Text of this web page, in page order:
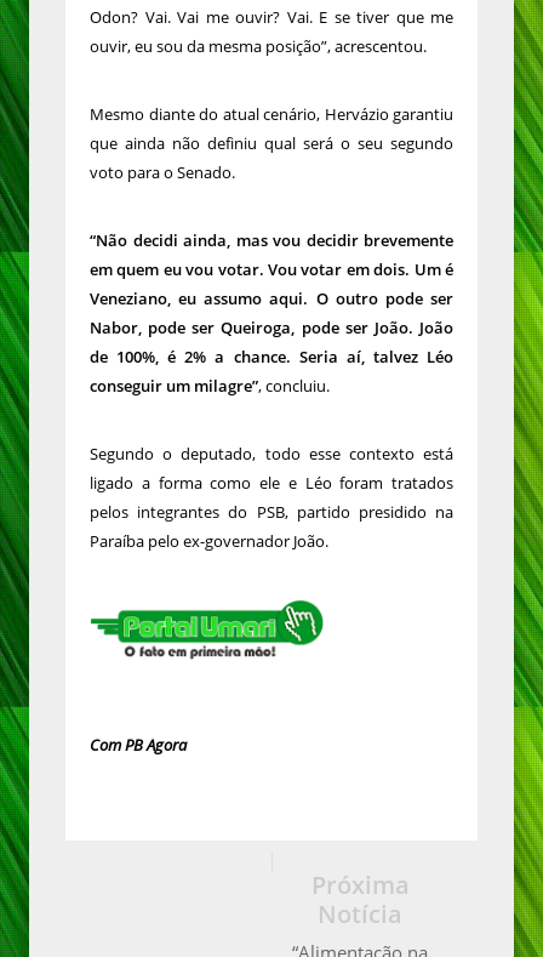
Odon? Vai. Vai me ouvir? Vai. E se tiver que me
ouvir, eu sou da mesma posição”, acrescentou.
Mesmo diante do atual cenário, Hervázio garantiu
que ainda não definiu qual será o seu segundo
voto para o Senado.
“Não decidi ainda, mas vou decidir brevemente
em quem eu vou votar. Vou votar em dois. Um é
Veneziano, eu assumo aqui. O outro pode ser
Nabor, pode ser Queiroga, pode ser João. João
de 100%, é 2% a chance. Seria aí, talvez Léo
conseguir um milagre”, concluiu.
Segundo o deputado, todo esse contexto está
ligado a forma como ele e Léo foram tratados
pelos integrantes do PSB, partido presidido na
Paraíba pelo ex-governador João.
Com PB Agora
Próxima
Notícia
“Alimentação na